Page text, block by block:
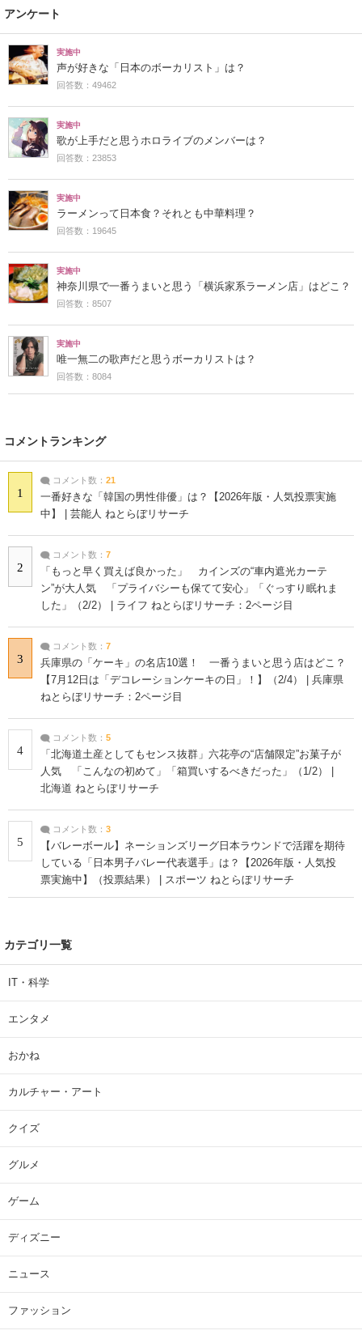
アンケート
実施中
声が好きな「日本のボーカリスト」は？
回答数：49462
実施中
歌が上手だと思うホロライブのメンバーは？
回答数：23853
実施中
ラーメンって日本食？それとも中華料理？
回答数：19645
実施中
神奈川県で一番うまいと思う「横浜家系ラーメン店」はどこ？
回答数：8507
実施中
唯一無二の歌声だと思うボーカリストは？
回答数：8084
コメントランキング
1
コメント数： 21
一番好きな「韓国の男性俳優」は？【2026年版・人気投票実施
中】 | 芸能人 ねとらぼリサーチ
2
コメント数： 7
「もっと早く買えば良かった」 カインズの“車内遮光カーテ
ン”が大人気 「プライバシーも保てて安心」「ぐっすり眠れま
した」（2/2） | ライフ ねとらぼリサーチ：2ページ目
3
コメント数： 7
兵庫県の「ケーキ」の名店10選！ 一番うまいと思う店はどこ？
【7月12日は「デコレーションケーキの日」！】（2/4） | 兵庫県
ねとらぼリサーチ：2ページ目
4
コメント数： 5
「北海道土産としてもセンス抜群」六花亭の“店舗限定”お菓子が
人気 「こんなの初めて」「箱買いするべきだった」（1/2） |
北海道 ねとらぼリサーチ
5
コメント数： 3
【バレーボール】ネーションズリーグ日本ラウンドで活躍を期待
している「日本男子バレー代表選手」は？【2026年版・人気投
票実施中】（投票結果） | スポーツ ねとらぼリサーチ
カテゴリ一覧
IT・科学
エンタメ
おかね
カルチャー・アート
クイズ
グルメ
ゲーム
ディズニー
ニュース
ファッション